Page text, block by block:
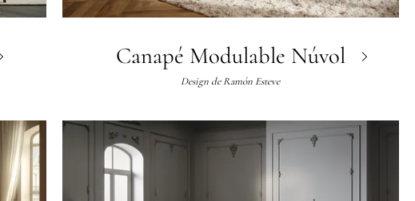
Canapé Modulable Núvol
Design deRamón Esteve